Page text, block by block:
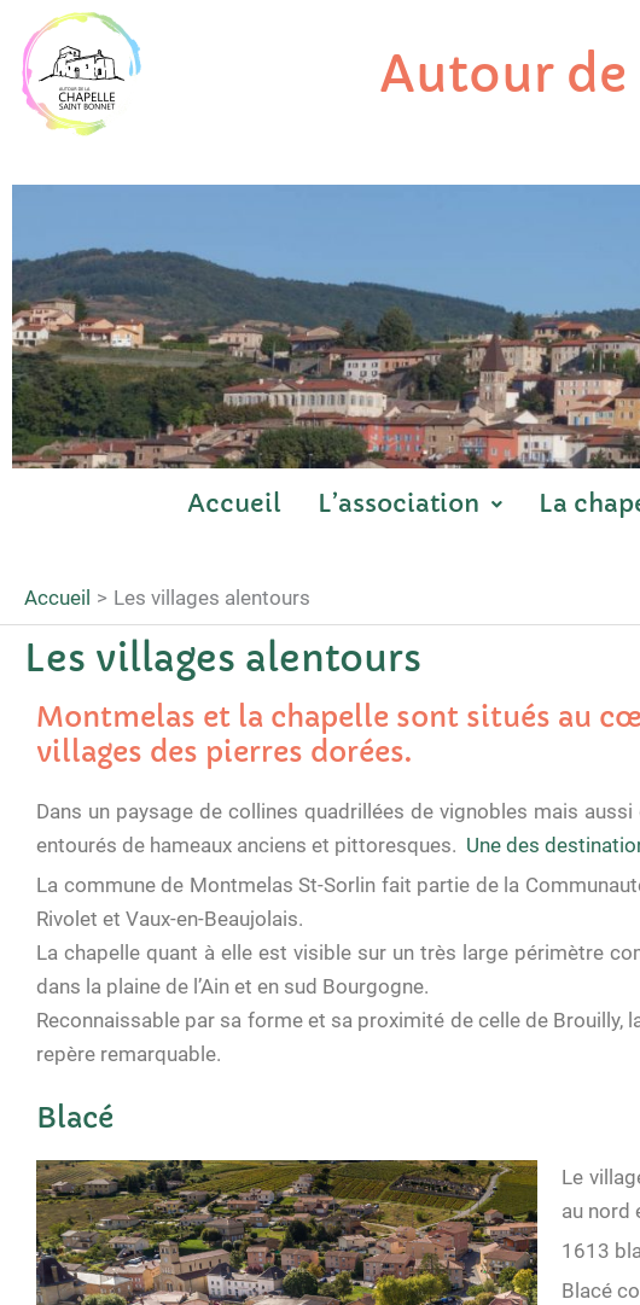
contenu
Autour de
Accueil L’association La
Accueil Les villages alentours
Les villages alentours
Montmelas et la chapelle sont situés au
villages des pierres dorées.
Dans un paysage de collines quadrillées de vignobles mais
entourés de hameaux anciens et pittoresques. Une des
La commune de Montmelas St-Sorlin fait partie de la
Rivolet et Vaux-en-Beaujolais.
La chapelle quant à elle est visible sur un très large périmètre
dans la plaine de l’Ain et en sud Bourgogne.
Reconnaissable par sa forme et sa proximité de celle de
repère remarquable.
Blacé
Le
au nord
1613
Blacé